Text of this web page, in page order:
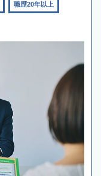
職歴20年以上